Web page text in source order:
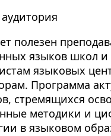
полезен
языков школ и
языковых
Программа
стремящихся
методики и
в языковом